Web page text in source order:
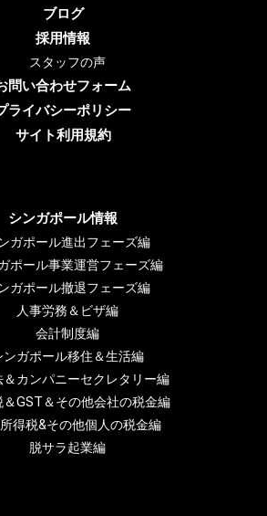
ブログ
採用情報
スタッフの声
問い合わせフォーム
ライバシーポリシー
サイト利用規約
シンガポール情報
ガポール進出フェーズ編
ポール事業運営フェーズ編
ガポール撤退フェーズ編
人事労務＆ビザ編
会計制度編
ンガポール移住＆生活編
＆カンパニーセクレタリー編
＆GST＆その他会社の税金編
得税&その他個人の税金編
脱サラ起業編